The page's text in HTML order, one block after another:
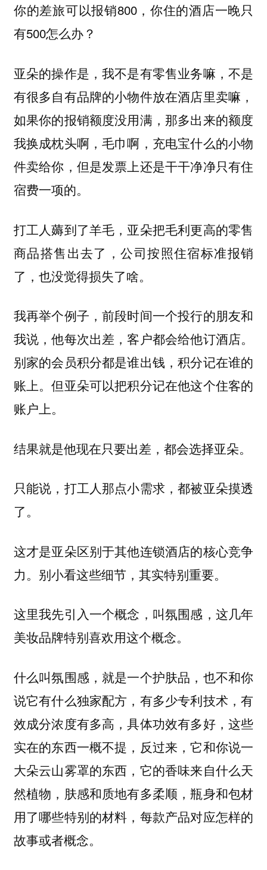
你的差旅可以报销800，你住的酒店一晚只
有500怎么办？
亚朵的操作是，我不是有零售业务嘛，不是
有很多自有品牌的小物件放在酒店里卖嘛，
如果你的报销额度没用满，那多出来的额度
我换成枕头啊，毛巾啊，充电宝什么的小物
件卖给你，但是发票上还是干干净净只有住
宿费一项的。
打工人薅到了羊毛，亚朵把毛利更高的零售
商品搭售出去了，公司按照住宿标准报销
了，也没觉得损失了啥。
我再举个例子，前段时间一个投行的朋友和
我说，他每次出差，客户都会给他订酒店。
别家的会员积分都是谁出钱，积分记在谁的
账上。但亚朵可以把积分记在他这个住客的
账户上。
结果就是他现在只要出差，都会选择亚朵。
只能说，打工人那点小需求，都被亚朵摸透
了。
这才是亚朵区别于其他连锁酒店的核心竞争
力。别小看这些细节，其实特别重要。
这里我先引入一个概念，叫氛围感，这几年
美妆品牌特别喜欢用这个概念。
什么叫氛围感，就是一个护肤品，也不和你
说它有什么独家配方，有多少专利技术，有
效成分浓度有多高，具体功效有多好，这些
实在的东西一概不提，反过来，它和你说一
大朵云山雾罩的东西，它的香味来自什么天
然植物，肤感和质地有多柔顺，瓶身和包材
用了哪些特别的材料，每款产品对应怎样的
故事或者概念。